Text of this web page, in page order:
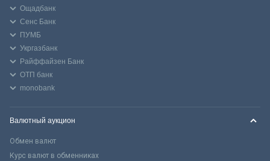
Ощадбанк
Сенс Банк
ПУМБ
Укргазбанк
Райффайзен Банк
ОТП банк
monobank
Валютный аукцион
Обмен валют
Курс валют в обменниках